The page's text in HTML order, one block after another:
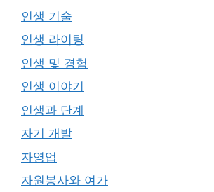
인생 기술
인생 라이팅
인생 및 경험
인생 이야기
인생과 단계
자기 개발
자영업
자원봉사와 여가